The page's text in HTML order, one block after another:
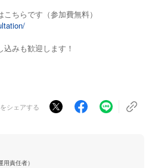
ちらです（参加費無料）
みも歓迎します！
シェアする
用責任者）